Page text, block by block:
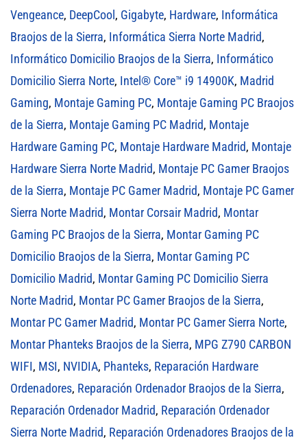
Vengeance, DeepCool, Gigabyte, Hardware, Informática
Braojos de la Sierra, Informática Sierra Norte Madrid,
Informático Domicilio Braojos de la Sierra, Informático
Domicilio Sierra Norte, Intel® Core™ i9 14900K, Madrid
Gaming, Montaje Gaming PC, Montaje Gaming PC Braojos
de la Sierra, Montaje Gaming PC Madrid, Montaje
Hardware Gaming PC, Montaje Hardware Madrid, Montaje
Hardware Sierra Norte Madrid, Montaje PC Gamer Braojos
de la Sierra, Montaje PC Gamer Madrid, Montaje PC Gamer
Sierra Norte Madrid, Montar Corsair Madrid, Montar
Gaming PC Braojos de la Sierra, Montar Gaming PC
Domicilio Braojos de la Sierra, Montar Gaming PC
Domicilio Madrid, Montar Gaming PC Domicilio Sierra
Norte Madrid, Montar PC Gamer Braojos de la Sierra,
Montar PC Gamer Madrid, Montar PC Gamer Sierra Norte,
Montar Phanteks Braojos de la Sierra, MPG Z790 CARBON
WIFI, MSI, NVIDIA, Phanteks, Reparación Hardware
Ordenadores, Reparación Ordenador Braojos de la Sierra,
Reparación Ordenador Madrid, Reparación Ordenador
Sierra Norte Madrid, Reparación Ordenadores Braojos de la